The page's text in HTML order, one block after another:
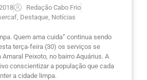
Redação Cabo Frio
Destaque Notícias
Quem ama cuida” continua sendo
terça-feira (30) os serviços se
Peixoto, no bairro Aquárius. A
conscientizar a população que cada
a cidade limpa.